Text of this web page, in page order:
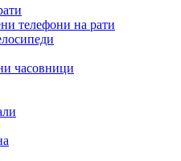
телефони на рати
часовници